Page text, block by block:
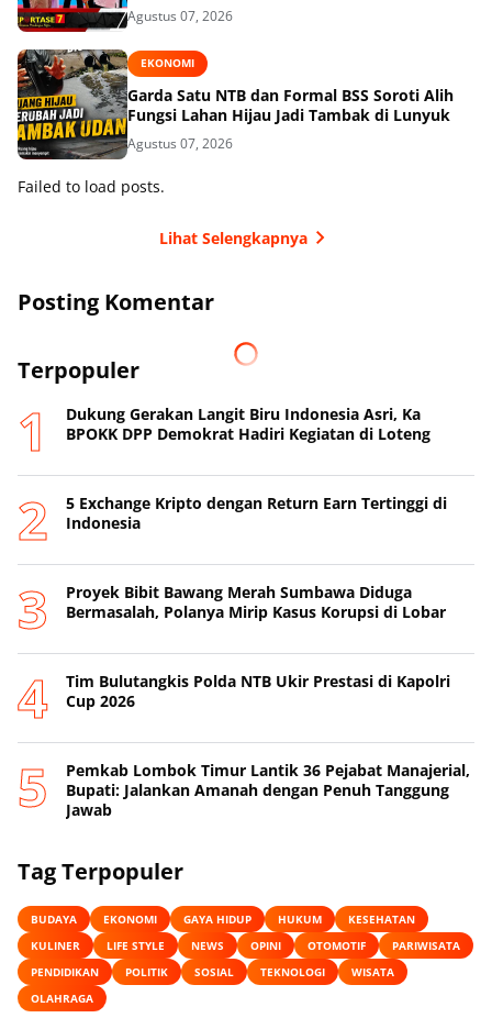
Agustus 07, 2026
EKONOMI
Garda Satu NTB dan Formal BSS Soroti Alih
Fungsi Lahan Hijau Jadi Tambak di Lunyuk
Agustus 07, 2026
Failed to load posts.
Lihat Selengkapnya
Posting Komentar
Terpopuler
Dukung Gerakan Langit Biru Indonesia Asri, Ka
BPOKK DPP Demokrat Hadiri Kegiatan di Loteng
5 Exchange Kripto dengan Return Earn Tertinggi di
Indonesia
Proyek Bibit Bawang Merah Sumbawa Diduga
Bermasalah, Polanya Mirip Kasus Korupsi di Lobar
Tim Bulutangkis Polda NTB Ukir Prestasi di Kapolri
Cup 2026
Pemkab Lombok Timur Lantik 36 Pejabat Manajerial,
Bupati: Jalankan Amanah dengan Penuh Tanggung
Jawab
Tag Terpopuler
BUDAYA EKONOMI GAYA HIDUP HUKUM
KESEHATAN
KULINER
LIFE STYLE NEWS OPINI OTOMOTIF
PARIWISATA
PENDIDIKAN
POLITIK SOSIAL TEKNOLOGI
WISATA
OLAHRAGA